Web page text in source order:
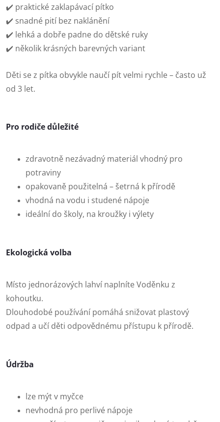
✔️ praktické zaklapávací pítko
✔️ snadné pití bez naklánění
✔️ lehká a dobře padne do dětské ruky
✔️ několik krásných barevných variant
Děti se z pítka obvykle naučí pít velmi rychle – často už
od 3 let.
Pro rodiče důležité
zdravotně nezávadný materiál vhodný pro
potraviny
opakovaně použitelná – šetrná k přírodě
vhodná na vodu i studené nápoje
ideální do školy, na kroužky i výlety
Ekologická volba
Místo jednorázových lahví naplníte Voděnku z
kohoutku.
Dlouhodobé používání pomáhá snižovat plastový
odpad a učí děti odpovědnému přístupu k přírodě.
Údržba
lze mýt v myčce
nevhodná pro perlivé nápoje